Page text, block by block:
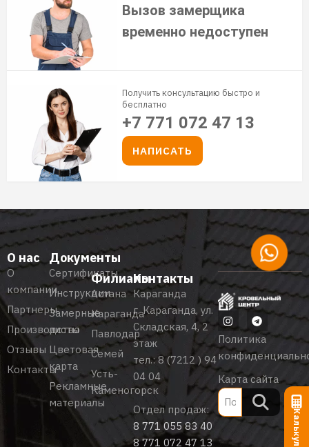
Вызов замерщика
временно недоступен
Получить консультацию быстро и
бесплатно
+7 771 072 47 13
НАПИСАТЬ
О нас
О
компании
Партнеры
Производство
Отзывы
Контакты
Документы
Сертификаты
Инструкции
Замерные
листы
Цветовая
карта
Рекламные
материалы
Филиалы
Астана
Караганда
Павлодар
Семей
Усть-
Каменогорск
Контакты
Караганда
г. Караганда, ул.
Складская, 4, 2
этаж
тел.:8 (7212 ) 94
04 04
Отдел продаж:
8 771 055 83 40
8 771 072 47 13
Политика
Карта сайта